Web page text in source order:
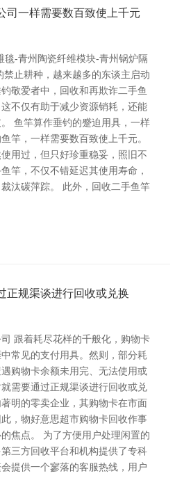
司一样需要数百致使上千元
毯-青州陶瓷纤维模块-青州锅炉隔
止耕种，越来越多的东谈主启动
敬爱者中，回收和再欺诈二手鱼
不仅有助于减少资源销耗，还能
鱼竿算作垂钓的蹙迫用具，一样
竿，一样需要数百致使上千元。
用过，但只好珍重稳妥，照旧不
竿，不仅不错延迟其使用寿命，
汰碳萍踪。 此外，回收二手鱼竿
正规渠谈进行回收或兑换
跟着耗尽花样的千般化，购物卡
常见的支付用具。然则，部分耗
购物卡余额未用完、无法使用或
需要通过正规渠谈进行回收或兑
明的零卖企业，其购物卡在市面
，物好意思超市购物卡回收作事
焦点。 为了方便用户处理闲置的
三方回收平台和机构提供了专科
提供一个寥落的客服热线，用户